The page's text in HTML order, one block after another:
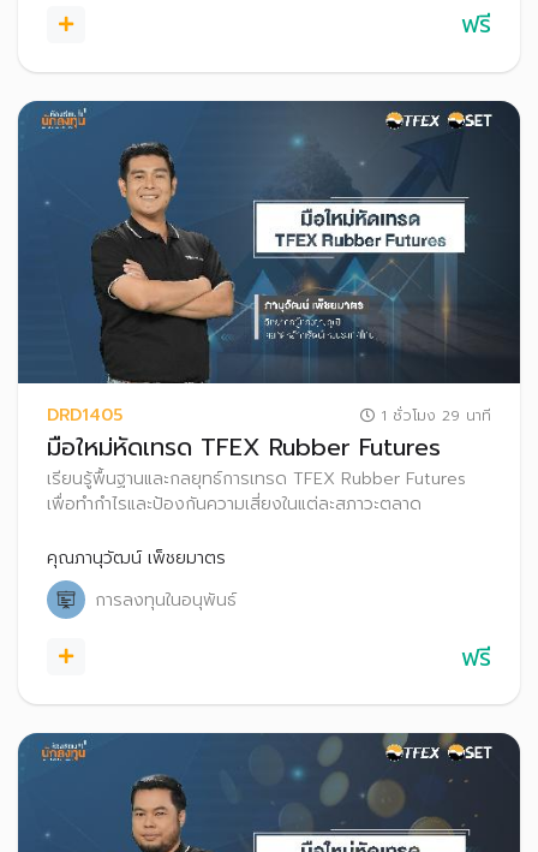
ฟรี
DRD1405 1 ชั่วโมง 29 นาที
มือใหม่หัดเทรด TFEX Rubber Futures
เรียนรู้พื้นฐานและกลยุทธ์การเทรด TFEX Rubber Futures
เพื่อทำกำไรและป้องกันความเสี่ยงในแต่ละสภาวะตลาด
คุณภานุวัฒน์ เพ็ชยมาตร
การลงทุนในอนุพันธ์
ฟรี